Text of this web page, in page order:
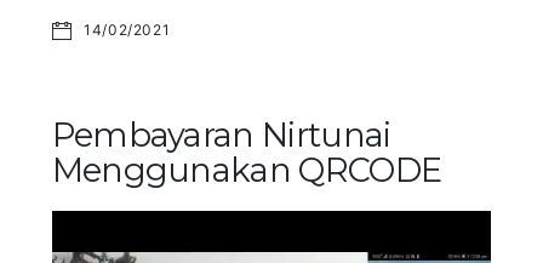
14/02/2021
Pembayaran Nirtunai
Menggunakan QRCODE